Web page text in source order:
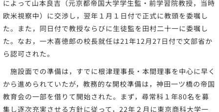
によって山本良吉（元京都帝国大学学生監・前学習院教授，当時
欧米視察中）に交渉し，翌年１月１日付で正式に教頭を委嘱し
た。また，同日付で教授ならびに生徒監を田村二十一に委嘱し
た。なお，一木喜徳郎の校長就任は21年12月27日付で文部省か
ら認可された。
施設面での準備は，すでに根津理事長・本間理事を中心に早く
から進められていたが，教務的な開校準備は，神田一ツ橋の帝国
教育会の一部を借りて開始された。まず，尋常科１年80名を募
集し逐次充実させる方針に従って，22年２月に東京商科大学一